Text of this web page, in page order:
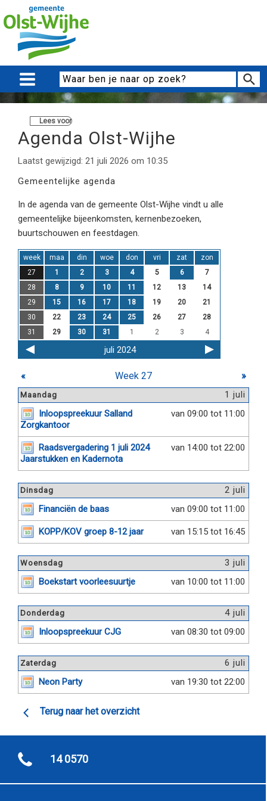
Lees voor
Agenda Olst-Wijhe
Laatst gewijzigd: 21 juli 2026 om 10:35
Gemeentelijke agenda
In de agenda van de gemeente Olst-Wijhe vindt u alle
gemeentelijke bijeenkomsten, kernenbezoeken,
buurtschouwen en feestdagen.
week maa din woe don vri zat
zon
27
1 2 3 4 5 6
7
28
8 9 10 11 12 13
14
29
15 16 17 18 19 20
21
30
22 23 24 25 26 27
28
31
29 30 31 1 2 3 4
juli 2024
« Week 27 »
1 juli
Maandag
van 09:00 tot 11:00
Inloopspreekuur Salland
Zorgkantoor
van 14:00 tot 22:00
Raadsvergadering 1 juli 2024
Jaarstukken en Kadernota
2 juli
Dinsdag
van 09:00 tot 11:00
Financiën de baas
van 15:15 tot 16:45
KOPP/KOV groep 8-12 jaar
3 juli
Woensdag
van 10:00 tot 11:00
Boekstart voorleesuurtje
4 juli
Donderdag
van 08:30 tot 09:00
Inloopspreekuur CJG
6 juli
Zaterdag
van 19:30 tot 22:00
Neon Party
Terug naar het overzicht
14 0570